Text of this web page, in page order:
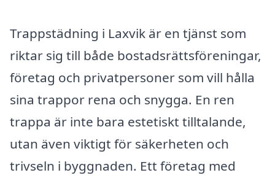
Trappstädning i Laxvik är en tjänst som
riktar sig till både bostadsrättsföreningar,
företag och privatpersoner som vill hålla
sina trappor rena och snygga. En ren
trappa är inte bara estetiskt tilltalande,
utan även viktigt för säkerheten och
trivseln i byggnaden. Ett företag med